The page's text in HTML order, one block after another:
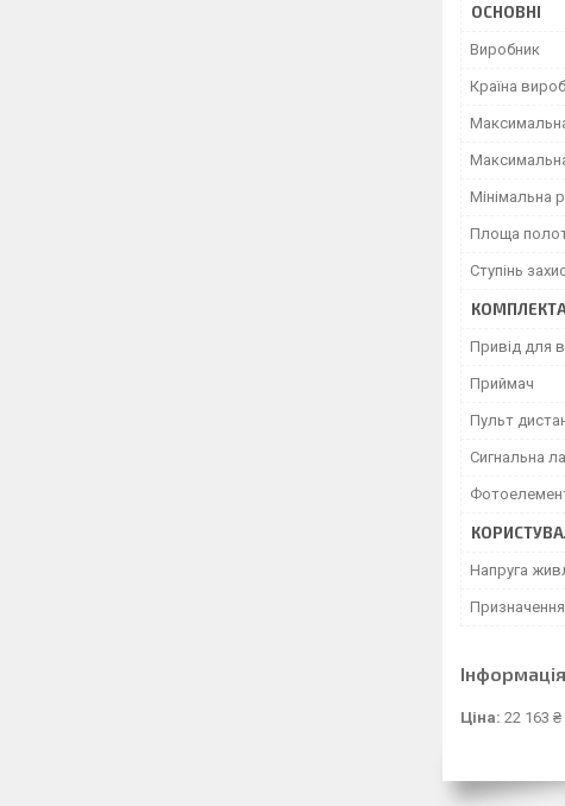
ОСНОВНІ
Виробник
Країна
Мінімальна
Площа
Ступінь
Привід для
Приймач
Пульт
Сигнальна
Напруга
Ціна: 22 163 ₴